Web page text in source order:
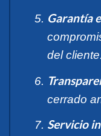
Garantía
del cliente.
cerrado
Servicio